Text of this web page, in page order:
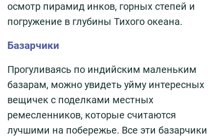
осмотр пирамид инков, горных степей и
погружение в глубины Тихого океана.
Базарчики
Прогуливаясь по индийским маленьким
базарам, можно увидеть уйму интересных
вещичек с поделками местных
ремесленников, которые считаются
лучшими на побережье. Все эти базарчики